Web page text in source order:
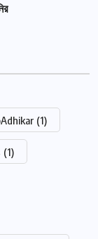
(1)
(1)